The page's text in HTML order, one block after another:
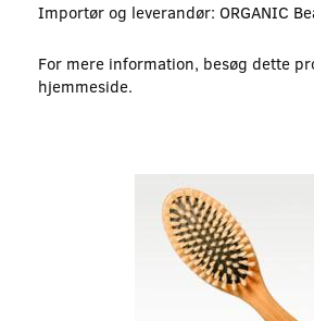
Importør og leverandør: ORGANIC
For mere information, besøg dette
hjemmeside.